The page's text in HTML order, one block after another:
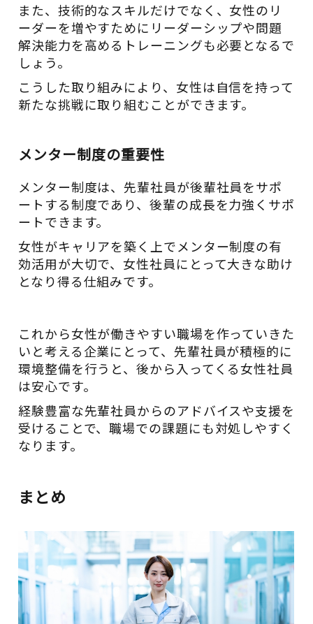
また、技術的なスキルだけでなく、女性のリ
ーダーを増やすためにリーダーシップや問題
解決能力を高めるトレーニングも必要となるで
しょう。
こうした取り組みにより、女性は自信を持って
新たな挑戦に取り組むことができます。
メンター制度の重要性
メンター制度は、先輩社員が後輩社員をサポ
ートする制度であり、後輩の成長を力強くサポ
ートできます。
女性がキャリアを築く上でメンター制度の有
効活用が大切で、女性社員にとって大きな助け
となり得る仕組みです。
これから女性が働きやすい職場を作っていきた
いと考える企業にとって、先輩社員が積極的に
環境整備を行うと、後から入ってくる女性社員
は安心です。
経験豊富な先輩社員からのアドバイスや支援を
受けることで、職場での課題にも対処しやすく
なります。
まとめ